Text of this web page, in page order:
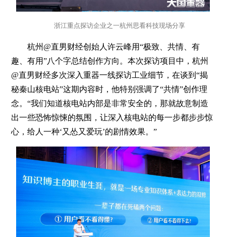
浙江重点探访企业之一杭州思看科技现场分享
杭州@直男财经创始人许云峰用“极致、共情、有
趣、有用”八个字总结创作方向。本次探访项目中，杭州
@直男财经多次深入重器一线探访工业细节，在谈到“揭
秘秦山核电站”这期内容时，他特别强调了“共情”创作理
念。“我们知道核电站内部是非常安全的，那就故意制造
出一些恐怖惊悚的氛围，让深入核电站的每一步都步步惊
心，给人一种‘又怂又爱玩’的剧情效果。”